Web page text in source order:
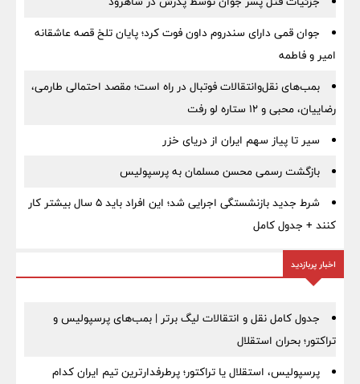
جوان قمی دارای سندروم داون فوت کرد؛ پایان تلخ قصه عاشقانه
امیر و فاطمه
بمب‌های نقل‌وانتقالات فوتبال در راه است؛ مقصد احتمالی طارمی،
رضاییان، محبی و ۱۲ ستاره لو رفت
سیر تا پیاز سهم ایران از دریای خزر
بازگشت رسمی محسن مسلمان به پرسپولیس
شرط جدید بازنشستگی اجرایی شد؛ این افراد باید ۵ سال بیشتر کار
کنند + جدول کامل
اخبار پربازدید
جدول کامل نقل و انتقالات لیگ برتر | بمب‌های پرسپولیس و
تراکتور؛ بحران استقلال
پرسپولیس، استقلال یا تراکتور؛ پرطرفدارترین تیم ایران کدام